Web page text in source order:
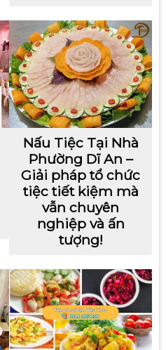
Nấu Tiệc Tại Nhà
Phường Dĩ An –
Giải pháp tổ chức
tiệc tiết kiệm mà
vẫn chuyên
nghiệp và ấn
tượng!